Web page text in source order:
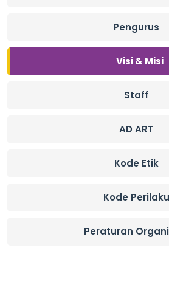
Pengurus
Visi & Misi
Staff
AD ART
Kode Etik
Kode Perilaku
Peraturan